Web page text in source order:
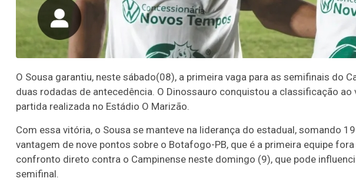
O Sousa garantiu, neste sábado(08), a primeira vaga para as semifinais do
duas rodadas de antecedência. O Dinossauro conquistou a classificação ao
partida realizada no Estádio O Marizão.
Com essa vitória, o Sousa se manteve na liderança do estadual, somando
vantagem de nove pontos sobre o Botafogo-PB, que é a primeira equipe
confronto direto contra o Campinense neste domingo (9), que pode
semifinal.